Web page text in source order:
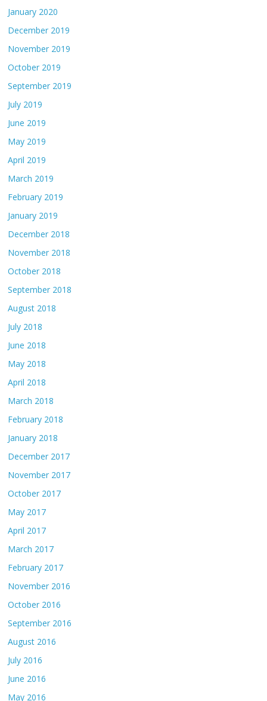
January 2020
December 2019
November 2019
October 2019
September 2019
July 2019
June 2019
May 2019
April 2019
March 2019
February 2019
January 2019
December 2018
November 2018
October 2018
September 2018
August 2018
July 2018
June 2018
May 2018
April 2018
March 2018
February 2018
January 2018
December 2017
November 2017
October 2017
May 2017
April 2017
March 2017
February 2017
November 2016
October 2016
September 2016
August 2016
July 2016
June 2016
May 2016